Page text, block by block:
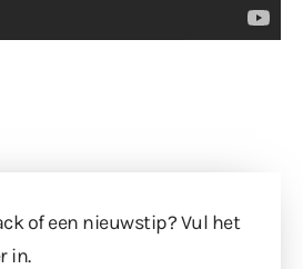
of een nieuwstip? Vul het
in.